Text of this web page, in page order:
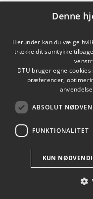
første halvår 2026
rådgivning og forskning,
forebygge sygdom,
skabe mere
verdensklasse. Med et
Denne
Herunder kan du vælge
trække dit samtykke
DTU bruger egne
præferencer,
ABSOLUT
FUNKTIONALITET
KUN